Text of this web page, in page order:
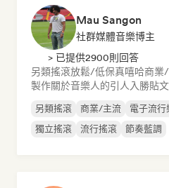
Mau Sangon
社群媒體音樂博主
> 已提供2900則回答
另類搖滾放鬆/低保真嘻哈商業
製作關於音樂人的引人入勝貼
另類搖滾 商業/主流 電子流行
獨立搖滾
流行搖滾 節奏藍調